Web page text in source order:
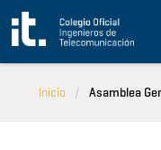
Pasar al contenido
Inicio Asamblea